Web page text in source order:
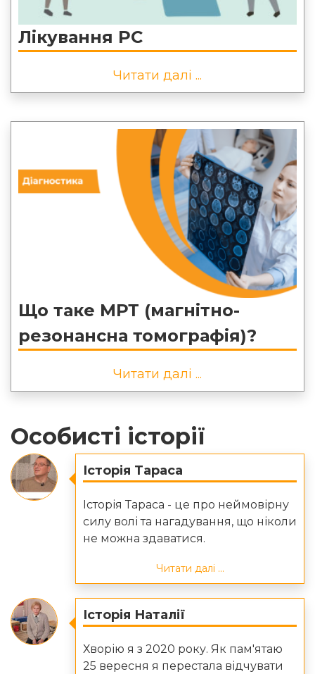
Лікування РС
Читати далі ...
Що таке МРТ (магнітно-
резонансна томографія)?
Читати далі ...
Особисті історії
Історія Тараса
Історія Тараса - це про неймовірну
силу волі та нагадування, що ніколи
не можна здаватися.
Читати далі ...
Історія Наталії
Хворію я з 2020 року. Як пам'ятаю
25 вересня я перестала відчувати